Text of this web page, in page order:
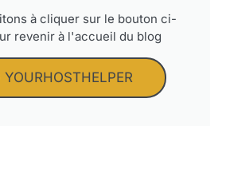
à cliquer sur le bouton ci-
revenir à l'accueil du blog
YOURHOSTHELPER